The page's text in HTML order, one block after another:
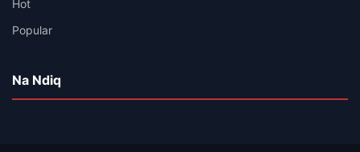
Hot
Popular
Na Ndiq